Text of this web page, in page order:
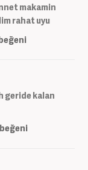
makamin
rahat uyu
geride kalan
beğeni